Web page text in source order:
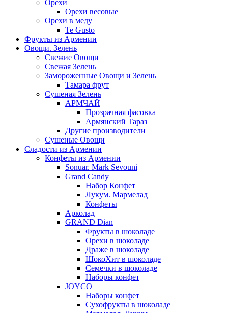
Орехи
Орехи весовые
Орехи в меду
Te Gusto
Фрукты из Армении
Овощи. Зелень
Свежие Овощи
Свежая Зелень
Замороженные Овощи и Зелень
Тамара фрут
Сушеная Зелень
АРМЧАЙ
Прозрачная фасовка
Армянский Тараз
Другие производители
Сушеные Овощи
Сладости из Армении
Конфеты из Армении
Sonuar. Mark Sevouni
Grand Candy
Набор Конфет
Лукум. Мармелад
Конфеты
Арколад
GRAND Dian
Фрукты в шоколаде
Орехи в шоколаде
Драже в шоколаде
ШокоХит в шоколаде
Семечки в шоколаде
Наборы конфет
JOYCO
Наборы конфет
Сухофрукты в шоколаде